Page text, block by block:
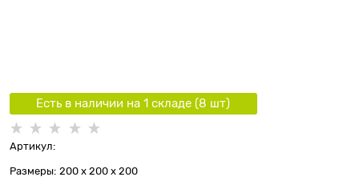
Есть в наличии на 1 складe (8 шт)
Артикул:
Размеры: 200 x 200 x 200